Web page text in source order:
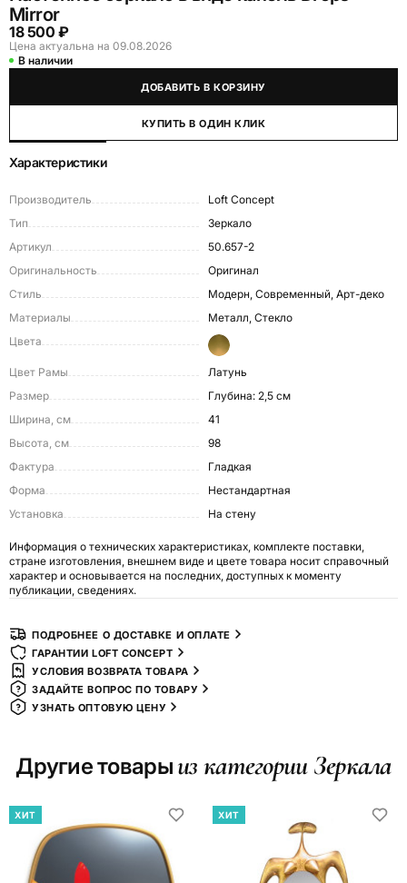
Mirror
18 500 ₽
Цена актуальна на 09.08.2026
В наличии
ДОБАВИТЬ В КОРЗИНУ
КУПИТЬ В ОДИН КЛИК
Характеристики
Производитель
Loft Concept
Тип
Зеркало
Артикул
50.657-2
Оригинальность
Оригинал
Стиль
Модерн, Современный, Арт-деко
Материалы
Металл, Стекло
Цвета
Цвет Рамы
Латунь
Размер
Глубина: 2,5 см
Ширина, см
41
Высота, см
98
Фактура
Гладкая
Форма
Нестандартная
Установка
На стену
Информация о технических характеристиках, комплекте поставки,
стране изготовления, внешнем виде и цвете товара носит справочный
характер и основывается на последних, доступных к моменту
публикации, сведениях.
ПОДРОБНЕЕ О ДОСТАВКЕ И ОПЛАТЕ
ГАРАНТИИ LOFT CONCEPT
УСЛОВИЯ ВОЗВРАТА ТОВАРА
ЗАДАЙТЕ ВОПРОС ПО ТОВАРУ
УЗНАТЬ ОПТОВУЮ ЦЕНУ
Другие товары из категории Зеркала
ХИТ ХИТ